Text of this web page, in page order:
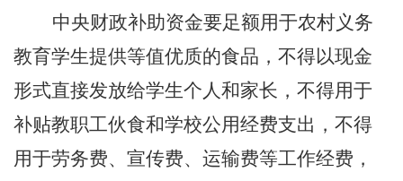
中央财政补助资金要足额用于农村义务
教育学生提供等值优质的食品，不得以现金
形式直接发放给学生个人和家长，不得用于
补贴教职工伙食和学校公用经费支出，不得
用于劳务费、宣传费、运输费等工作经费，